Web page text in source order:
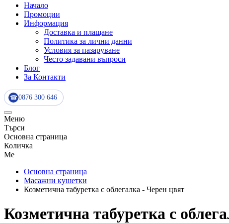
Начало
Промоции
Информация
Доставка и плащане
Политика за лични данни
Условия за пазаруване
Често задавани въпроси
Блог
За Контакти
☎ 0876 300 646
Меню
Търси
Основна страница
Количка
Me
Основна страница
Масажни кушетки
Козметична табуретка с облегалка - Черен цвят
Козметична табуретка с